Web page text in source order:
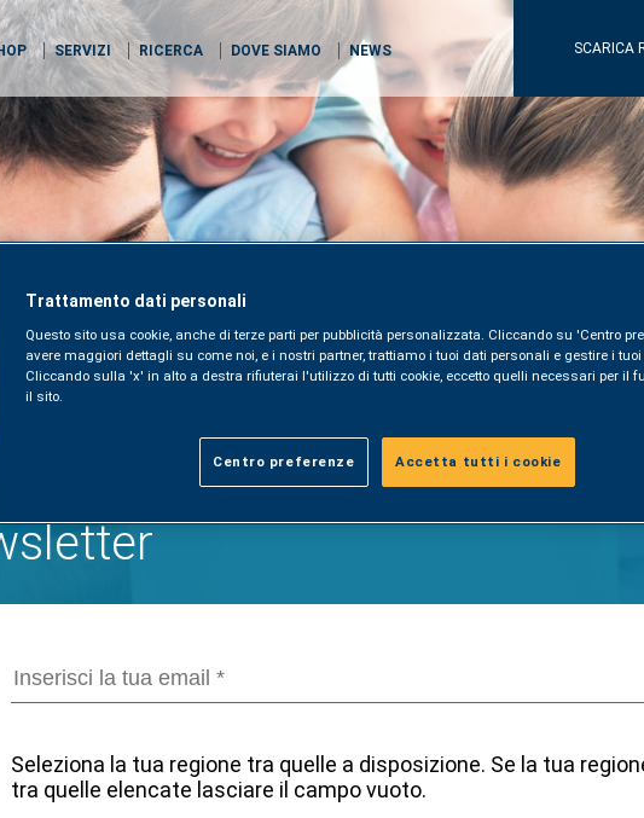
SERVIZI RICERCA DOVE SIAMO NEWS SCARICA
Seleziona la tua regione tra quelle a disposizione. Se la tua
tra quelle elencate lasciare il campo vuoto.
Trattamento dati personali
Questo sito usa cookie, anche di terze parti per pubblicità personalizzata. Cliccando su 'Centro
avere maggiori dettagli su come noi, e i nostri partner, trattiamo i tuoi dati personali e gestire i tuoi
Cliccando sulla 'x' in alto a destra rifiuterai l'utilizzo di tutti cookie, eccetto quelli necessari per il
il sito.
Centro preferenze Accetta tutti i cookie